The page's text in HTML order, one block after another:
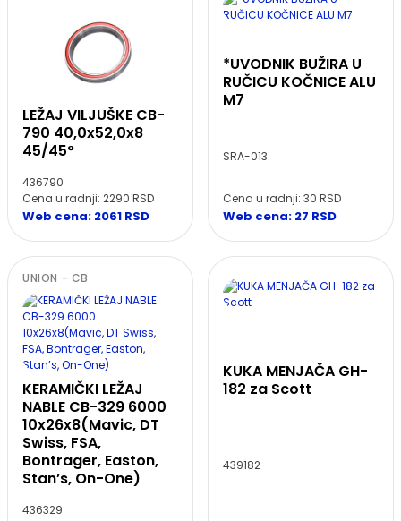
LEŽAJ VILJUŠKE CB-
790 40,0x52,0x8
45/45°
436790
Cena u radnji: 2290 RSD
Web cena: 2061 RSD
*UVODNIK BUŽIRA U
RUČICU KOČNICE ALU
M7
SRA-013
Cena u radnji: 30 RSD
Web cena: 27 RSD
UNION - CB
KERAMIČKI LEŽAJ
NABLE CB-329 6000
10x26x8(Mavic, DT
Swiss, FSA,
Bontrager, Easton,
Stan’s, On-One)
436329
KUKA MENJAČA GH-
182 za Scott
439182